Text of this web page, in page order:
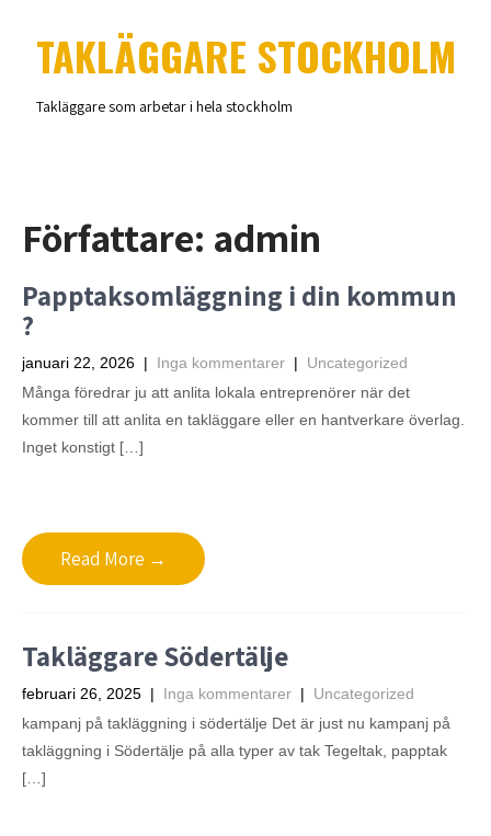
TAKLÄGGARE STOCKHOLM
Takläggare som arbetar i hela stockholm
Författare: admin
Papptaksomläggning i din kommun
?
januari 22, 2026 | Inga kommentarer | Uncategorized
Många föredrar ju att anlita lokala entreprenörer när det
kommer till att anlita en takläggare eller en hantverkare överlag.
Inget konstigt […]
Read More →
Takläggare Södertälje
februari 26, 2025 | Inga kommentarer | Uncategorized
kampanj på takläggning i södertälje Det är just nu kampanj på
takläggning i Södertälje på alla typer av tak Tegeltak, papptak
[…]